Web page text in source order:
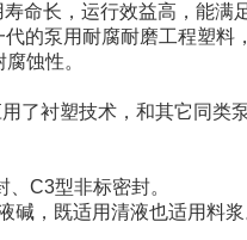
命长，运行效益高，能满
泵用耐腐耐磨工程塑料
蚀性。
衬塑技术，和其它同类
C3型非标密封。
，既适用清液也适用料浆